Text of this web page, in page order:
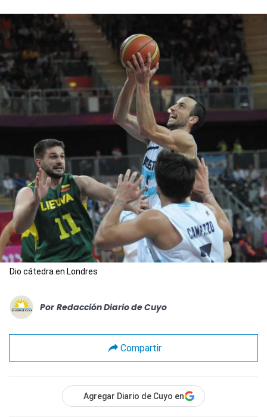
Dio cátedra en Londres
Por Redacción Diario de Cuyo
Compartir
Agregar Diario de Cuyo en